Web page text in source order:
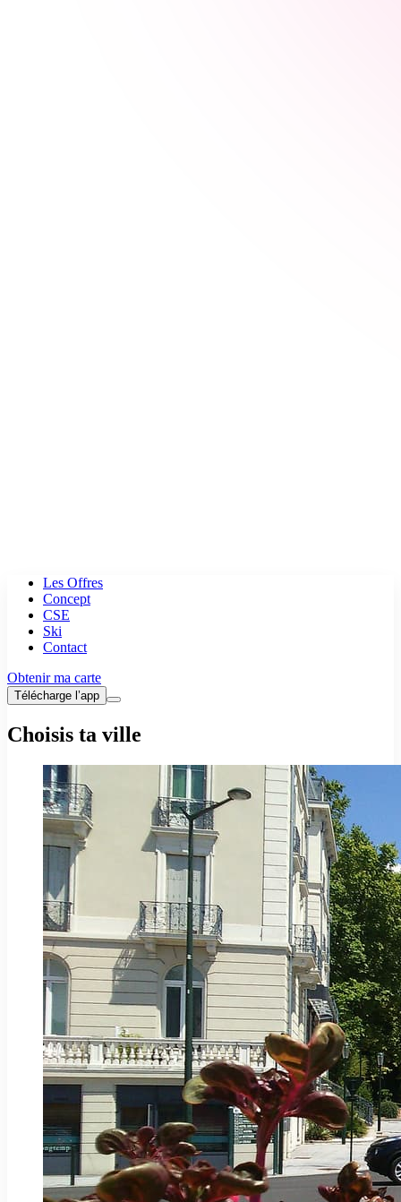
Les Offres
Concept
CSE
Ski
Contact
Obtenir ma carte
Télécharge l’app
Choisis ta ville